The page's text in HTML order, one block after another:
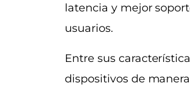
latencia y mejor
usuarios.
Entre sus
dispositivos de